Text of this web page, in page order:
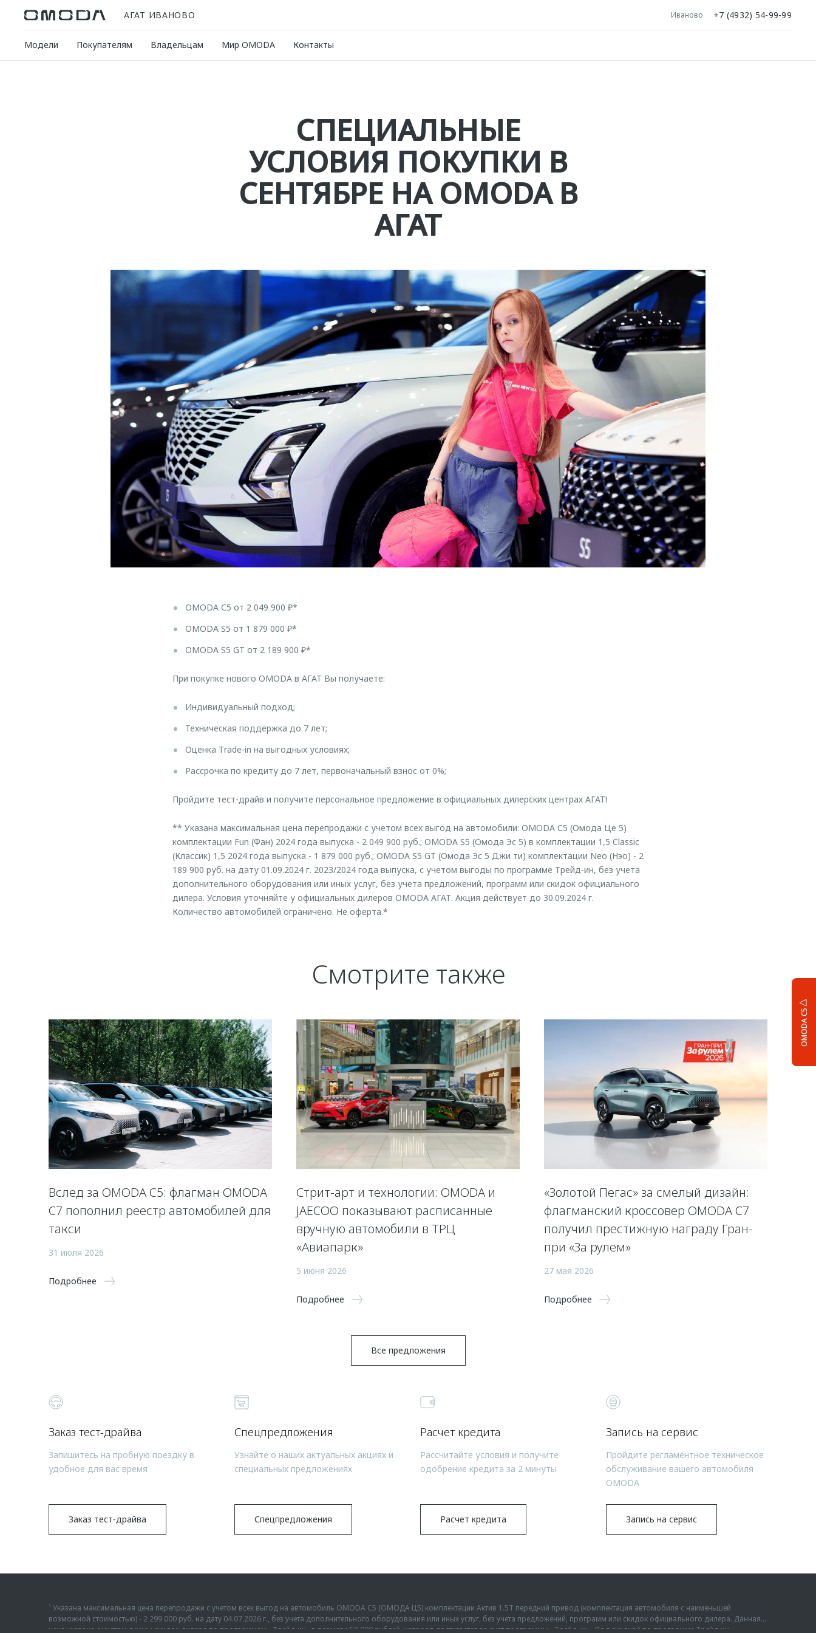
АГАТ ИВАНОВО Иваново +7 (4932) 54-99-99
Модели Покупателям Владельцам Мир OMODA Контакты
OMODA C5
СПЕЦИАЛЬНЫЕ
УСЛОВИЯ ПОКУПКИ В
СЕНТЯБРЕ НА OMODA В
АГАТ
OMODA С5 от 2 049 900 ₽*
OMODA S5 от 1 879 000 ₽*
OMODA S5 GT от 2 189 900 ₽*
При покупке нового OMODA в АГАТ Вы получаете:
Индивидуальный подход;
Техническая поддержка до 7 лет;
Оценка Тrаdе-in на выгодных условиях;
Рассрочка по кредиту до 7 лет, первоначальный взнос от 0%;
Пройдите тест-драйв и получите персональное предложение в официальных дилерских центрах АГАТ!
** Указана максимальная цена перепродажи с учетом всех выгод на автомобили: OMODA C5 (Омода Це 5)
комплектации Fun (Фан) 2024 года выпуска - 2 049 900 руб.; OMODA S5 (Омода Эс 5) в комплектации 1,5 Classic
(Классик) 1,5 2024 года выпуска - 1 879 000 руб.; OMODA S5 GT (Омода Эс 5 Джи ти) комплектации Neo (Нэо) - 2
189 900 руб. на дату 01.09.2024 г. 2023/2024 года выпуска, с учетом выгоды по программе Трейд-ин, без учета
дополнительного оборудования или иных услуг, без учета предложений, программ или скидок официального
дилера. Условия уточняйте у официальных дилеров OMODA АГАТ. Акция действует до 30.09.2024 г.
Количество автомобилей ограничено. Не оферта.*
Смотрите также
Вслед за OMODA C5: флагман OMODA
C7 пополнил реестр автомобилей для
такси
31 июля 2026
Подробнее
Стрит-арт и технологии: OMODA и
JAECOO показывают расписанные
вручную автомобили в ТРЦ
«Авиапарк»
5 июня 2026
Подробнее
«Золотой Пегас» за смелый дизайн:
флагманский кроссовер OMODA C7
получил престижную награду Гран-
при «За рулем»
27 мая 2026
Подробнее
Все предложения
Заказ тест-драйва
Запишитесь на пробную поездку в
удобное для вас время
Заказ тест-драйва
Спецпредложения
Узнайте о наших актуальных акциях и
специальных предложениях
Спецпредложения
Расчет кредита
Рассчитайте условия и получите
одобрение кредита за 2 минуты
Расчет кредита
Запись на сервис
Пройдите регламентное техническое
обслуживание вашего автомобиля
OMODA
Запись на сервис
¹ Указана максимальная цена перепродажи с учетом всех выгод на автомобиль OMODA C5 (ОМОДА Ц5) комплектации Актив 1.5Т передний привод (комплектация автомобиля с наименьшей
возможной стоимостью) - 2 299 000 руб. на дату 04.07.2026 г., без учета дополнительного оборудования или иных услуг, без учета предложений, программ или скидок официального дилера. Данная
цена указана с учетом суммы скидок дилера по программам «Трейд-ин» в размере 50 000 рублей, которая достигается за счет программы «Трейд-ин». Под скидкой по программе Трейд-ин